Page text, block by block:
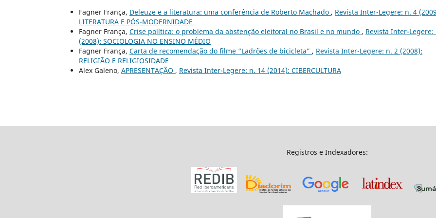
Fagner França, Deleuze e a literatura: uma conferência de Roberto Machado , Revista Inter-Legere: n. 4
LITERATURA E PÓS-MODERNIDADE
Fagner França, Crise política: o problema da abstenção eleitoral no Brasil e no mundo , Revista Inter-Legere:
(2008): SOCIOLOGIA NO ENSINO MÉDIO
Fagner França, Carta de recomendação do filme “Ladrões de bicicleta” , Revista Inter-Legere: n. 2 (2008):
RELIGIÃO E RELIGIOSIDADE
Alex Galeno, APRESENTAÇÃO , Revista Inter-Legere: n. 14 (2014): CIBERCULTURA
Registros e Indexadores: